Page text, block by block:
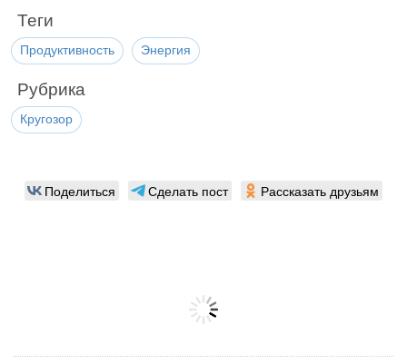
Теги
Продуктивность Энергия
Рубрика
Кругозор
Поделиться Сделать пост Рассказать друзьям